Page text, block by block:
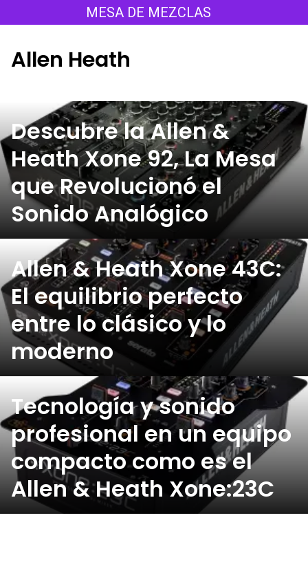
al
MESA DE MEZCLAS
Allen Heath
Descubre la Allen &
Heath Xone 92, La Mesa
que Revolucionó el
Sonido Analógico
Allen & Heath Xone 43C:
El equilibrio perfecto
entre lo clásico y lo
moderno
Tecnología y sonido
profesional en un equipo
compacto como es el
Allen & Heath Xone:23C